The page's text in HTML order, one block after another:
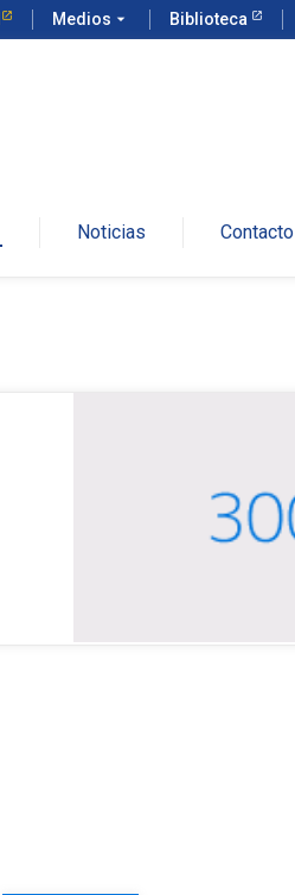
Medios arrow_drop_down Biblioteca
Noticias Contacto